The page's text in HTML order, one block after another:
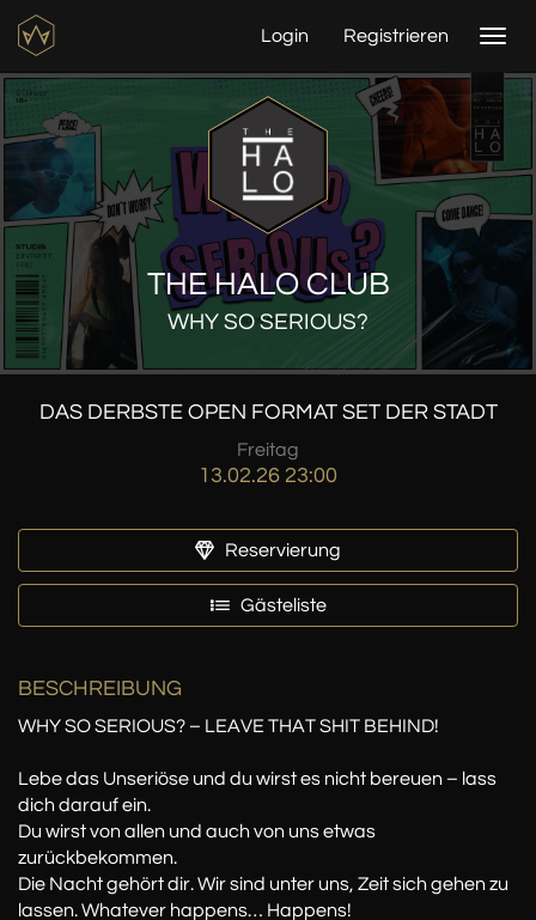
Login Registrieren
THE HALO CLUB
WHY SO SERIOUS?
DAS DERBSTE OPEN FORMAT SET DER STADT
Freitag
13.02.26 23:00
Reservierung
Gästeliste
BESCHREIBUNG
WHY SO SERIOUS? – LEAVE THAT SHIT BEHIND!
Lebe das Unseriöse und du wirst es nicht bereuen – lass
dich darauf ein.
Du wirst von allen und auch von uns etwas
zurückbekommen.
Die Nacht gehört dir. Wir sind unter uns, Zeit sich gehen zu
lassen. Whatever happens… Happens!